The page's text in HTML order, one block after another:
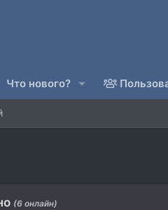
Что нового?
(6 онлайн)